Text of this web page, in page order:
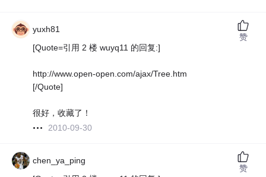
yuxh81
[Quote=引用 2 楼 wuyq11 的回复:]
http://www.open-open.com/ajax/Tree.htm
[/Quote]
很好，收藏了！
2010-09-30
赞
chen_ya_ping
赞